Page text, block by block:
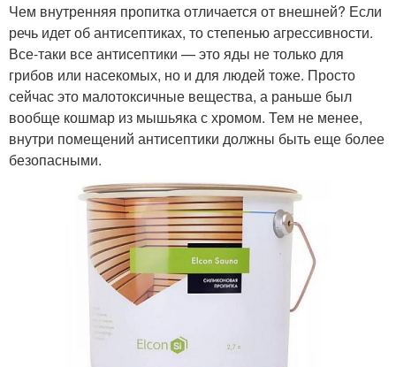
Чем внутренняя пропитка отличается от внешней? Если
речь идет об антисептиках, то степенью агрессивности.
Все-таки все антисептики — это яды не только для
грибов или насекомых, но и для людей тоже. Просто
сейчас это малотоксичные вещества, а раньше был
вообще кошмар из мышьяка с хромом. Тем не менее,
внутри помещений антисептики должны быть еще более
безопасными.